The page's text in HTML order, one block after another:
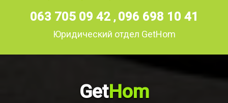
063 705 09 42 , 096 698 10 41
Юридический отдел GetHom
GetHom